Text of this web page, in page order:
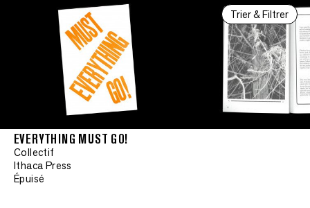
Trier & Filtrer
EVERYTHING MUST GO!
Collectif
Ithaca Press
Épuisé